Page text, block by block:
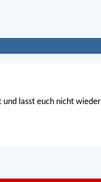
und lasst euch nicht wieder